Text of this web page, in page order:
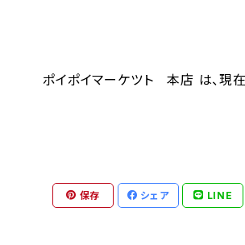
ポイポイマーケツト 本店 は、現在
保存 シェア LINE